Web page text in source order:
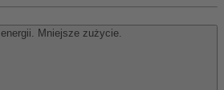
Mniejsze zużycie.